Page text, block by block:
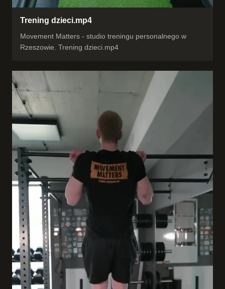
Trening dzieci.mp4
Movement Matters - studio treningu personalnego w
Rzeszowie. Trening dzieci.mp4